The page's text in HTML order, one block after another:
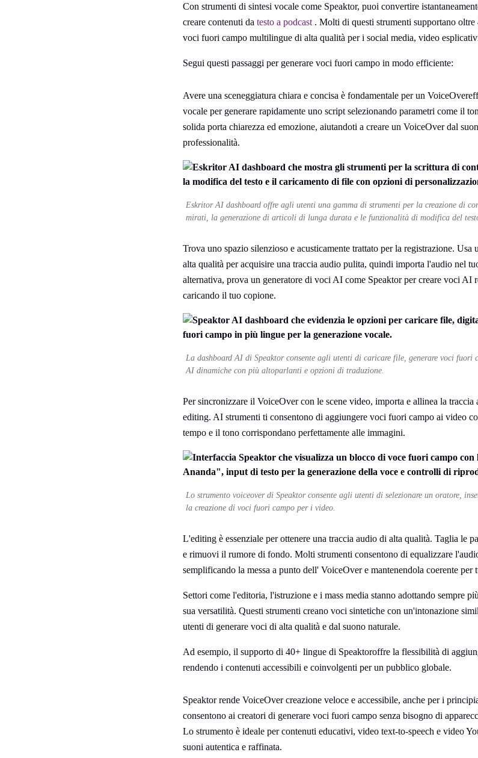
Con strumenti di sintesi vocale come Speaktor, puoi convertire
creare contenuti da testo a podcast . Molti di questi strumenti supportano
voci fuori campo multilingue di alta qualità per i social media, video
Segui questi passaggi per generare voci fuori campo in modo efficiente:
Avere una sceneggiatura chiara e concisa è fondamentale per un
vocale per generare rapidamente uno script selezionando parametri come il
solida porta chiarezza ed emozione, aiutandoti a creare un VoiceOver dal
professionalità.
Eskritor AI dashboard offre agli utenti una gamma di strumenti per la creazione di
mirati, la generazione di articoli di lunga durata e le funzionalità di modifica del
Trova uno spazio silenzioso e acusticamente trattato per la registrazione.
alta qualità per acquisire una traccia audio pulita, quindi importa l'audio nel
alternativa, prova un generatore di voci AI come Speaktor per creare voci AI
caricando il tuo copione.
La dashboard AI di Speaktor consente agli utenti di caricare file, generare voci fuori
AI dinamiche con più altoparlanti e opzioni di traduzione.
Per sincronizzare il VoiceOver con le scene video, importa e allinea la
editing. AI strumenti ti consentono di aggiungere voci fuori campo ai video
tempo e il tono corrispondano perfettamente alle immagini.
Lo strumento voiceover di Speaktor consente agli utenti di selezionare un oratore,
la creazione di voci fuori campo per i video.
L'editing è essenziale per ottenere una traccia audio di alta qualità. Taglia le
e rimuovi il rumore di fondo. Molti strumenti consentono di equalizzare
semplificando la messa a punto dell' VoiceOver e mantenendola coerente per
Settori come l'editoria, l'istruzione e i mass media stanno adottando sempre
sua versatilità. Questi strumenti creano voci sintetiche con un'intonazione
utenti di generare voci di alta qualità e dal suono naturale.
Ad esempio, il supporto di 40+ lingue di Speaktoroffre la flessibilità di
rendendo i contenuti accessibili e coinvolgenti per un pubblico globale.
Speaktor rende VoiceOver creazione veloce e accessibile, anche per i
consentono ai creatori di generare voci fuori campo senza bisogno di
Lo strumento è ideale per contenuti educativi, video text-to-speech e video
suoni autentica e raffinata.